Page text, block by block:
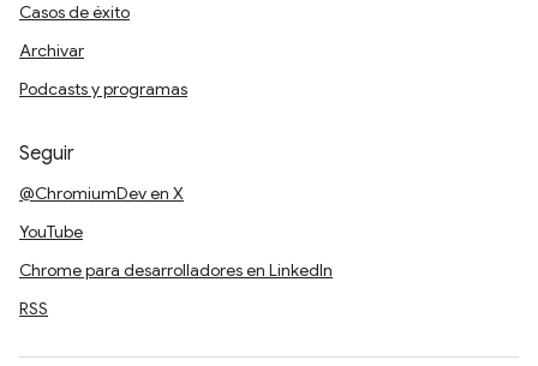
Casos de éxito
Archivar
Podcasts y programas
Seguir
@ChromiumDev en X
YouTube
Chrome para desarrolladores en LinkedIn
RSS